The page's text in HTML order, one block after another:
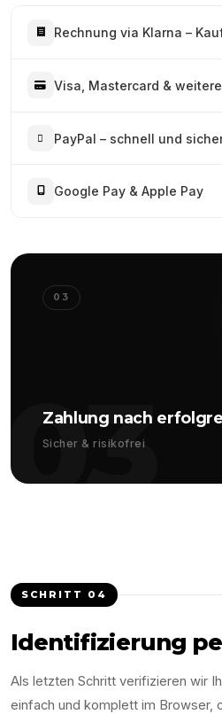
Rechnung via Klarna –
Visa, Mastercard &
PayPal – schnell und
Google Pay & Apple Pay
03
03
Zahlung nach
Sicher & risikofrei
SCHRITT 04
Identifizierung
Als letzten Schritt verifizieren wir
einfach und komplett im Browser,